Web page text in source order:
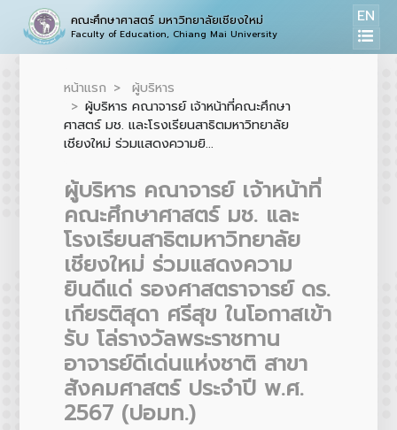
คณะศึกษาศาสตร์ มหาวิทยาลัยเชียงใหม่
Faculty of Education, Chiang Mai University
EN
หน้าแรก
ผู้บริหาร
ผู้บริหาร คณาจารย์ เจ้าหน้าที่คณะศึกษา
ศาสตร์ มช. และโรงเรียนสาธิตมหาวิทยาลัย
เชียงใหม่ ร่วมแสดงความยิ...
ผู้บริหาร คณาจารย์ เจ้าหน้าที่
คณะศึกษาศาสตร์ มช. และ
โรงเรียนสาธิตมหาวิทยาลัย
เชียงใหม่ ร่วมแสดงความ
ยินดีแด่ รองศาสตราจารย์ ดร.
เกียรติสุดา ศรีสุข ในโอกาสเข้า
รับ โล่รางวัลพระราชทาน
อาจารย์ดีเด่นแห่งชาติ สาขา
สังคมศาสตร์ ประจำปี พ.ศ.
2567 (ปอมท.)